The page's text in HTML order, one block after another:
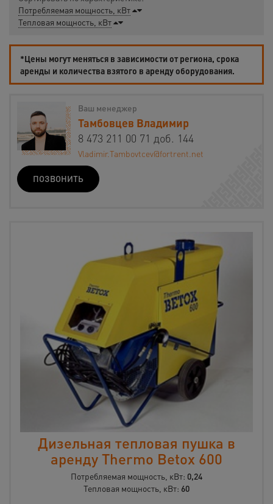
Потребляемая мощность, кВт
Тепловая мощность, кВт
*Цены могут меняться в зависимости от региона, срока
аренды и количества взятого в аренду оборудования.
Ваш менеджер
Тамбовцев Владимир
8 473 211 00 71 доб. 144
Vladimir.Tambovtcev@fortrent.net
ПОЗВОНИТЬ
Дизельная тепловая пушка в
аренду Thermo Betox 600
Потребляемая мощность, кВт: 0,24
Тепловая мощность, кВт: 60